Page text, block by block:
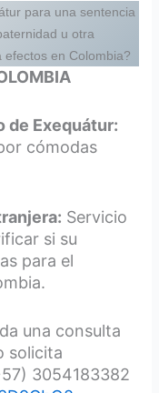
para una sentencia
u otra
en Colombia?
de Exequátur:
cómodas
Servicio
si su
para el
una consulta
solicita
3054183382